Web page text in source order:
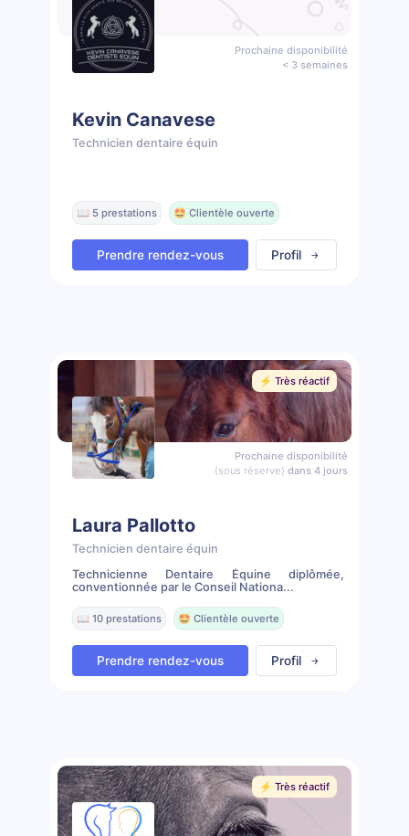
Prochaine disponibilité
< 3 semaines
Kevin Canavese
Technicien dentaire équin
📖 5 prestations 🤩 Clientèle ouverte
Prendre rendez-vous Profil
⚡️ Très réactif
Prochaine disponibilité
(sous réserve) dans 4 jours
Laura Pallotto
Technicien dentaire équin
Technicienne Dentaire Équine diplômée,
conventionnée par le Conseil Nationa...
📖 10 prestations 🤩 Clientèle ouverte
Prendre rendez-vous Profil
⚡️ Très réactif